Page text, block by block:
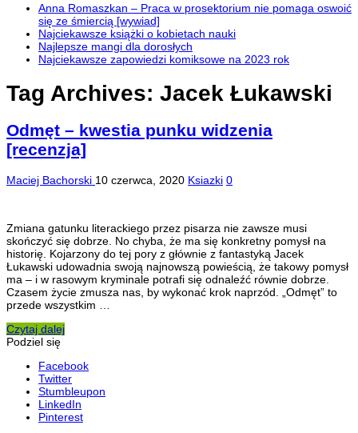
Anna Romaszkan – Praca w prosektorium nie pomaga oswoić
się ze śmiercią [wywiad]
Najciekawsze książki o kobietach nauki
Najlepsze mangi dla dorosłych
Najciekawsze zapowiedzi komiksowe na 2023 rok
Tag Archives: Jacek Łukawski
Odmęt – kwestia punku widzenia
[recenzja]
Maciej Bachorski 10 czerwca, 2020 Ksiazki 0
Zmiana gatunku literackiego przez pisarza nie zawsze musi
skończyć się dobrze. No chyba, że ma się konkretny pomysł na
historię. Kojarzony do tej pory z głównie z fantastyką Jacek
Łukawski udowadnia swoją najnowszą powieścią, że takowy pomysł
ma – i w rasowym kryminale potrafi się odnaleźć równie dobrze.
Czasem życie zmusza nas, by wykonać krok naprzód. „Odmęt” to
przede wszystkim …
Czytaj dalej
Podziel się
Facebook
Twitter
Stumbleupon
LinkedIn
Pinterest